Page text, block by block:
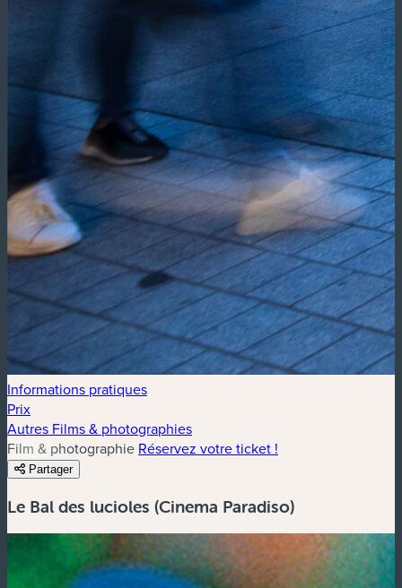
Informations pratiques
Prix
Autres Films & photographies
Film & photographie Réservez votre ticket !
Partager
Le Bal des lucioles (Cinema Paradiso)